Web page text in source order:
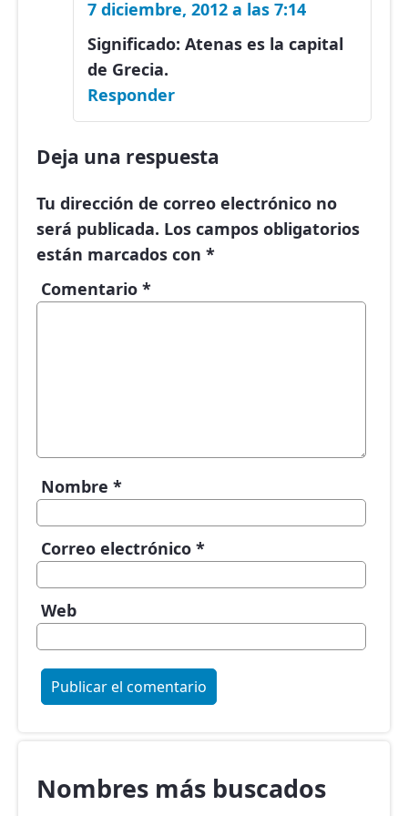
7 diciembre, 2012 a las 7:14
Significado: Atenas es la capital
de Grecia.
Responder
Deja una respuesta
Tu dirección de correo electrónico no
será publicada. Los campos obligatorios
están marcados con *
Comentario *
Nombre *
Correo electrónico *
Web
Nombres más buscados